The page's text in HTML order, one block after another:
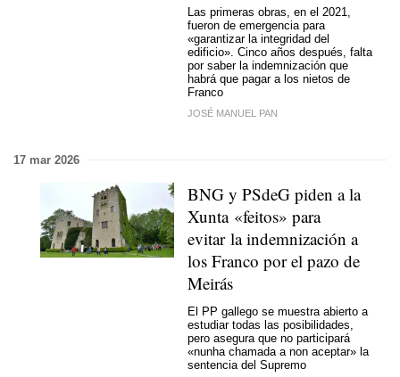
Las primeras obras, en el 2021,
fueron de emergencia para
«garantizar la integridad del
edificio». Cinco años después, falta
por saber la indemnización que
habrá que pagar a los nietos de
Franco
JOSÉ MANUEL PAN
17 mar 2026
BNG y PSdeG piden a la
Xunta «feitos» para
evitar la indemnización a
los Franco por el pazo de
Meirás
El PP gallego se muestra abierto a
estudiar todas las posibilidades,
pero asegura que no participará
«nunha chamada a non aceptar» la
sentencia del Supremo